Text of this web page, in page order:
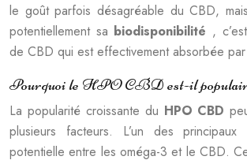
le goût parfois désagréable du CBD,
potentiellement sa biodisponibilité ,
de CBD qui est effectivement absorbée par
Pourquoi le HPO CBD est-il
La popularité croissante du HPO CBD
plusieurs facteurs. L’un des
potentielle entre les oméga-3 et le CBD.